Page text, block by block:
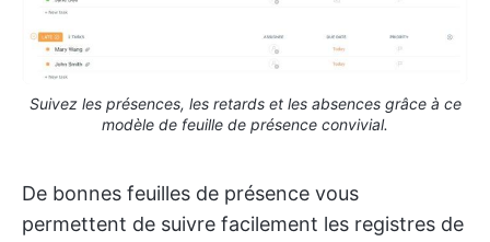
Suivez les présences, les retards et les absences grâce à ce
modèle de feuille de présence convivial.
De bonnes feuilles de présence vous
permettent de suivre facilement les registres de